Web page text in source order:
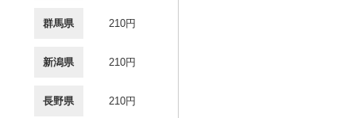
群馬県 210円
新潟県 210円
長野県 210円